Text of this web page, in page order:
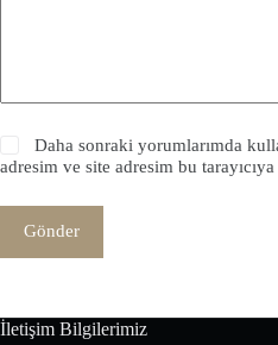
Daha sonraki yorumlarımda
adresim ve site adresim bu
Gönder
İletişim Bilgilerimiz